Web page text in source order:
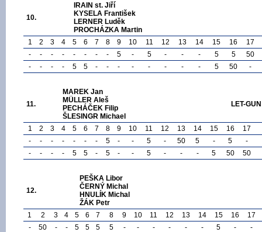
10.
IRAIN st. Jiří
KYSELA František
LERNER Luděk
PROCHÁZKA Martin
1
2 3 4 5 6 7 8 9 10 11 12 13 14 15 16
17
-
- - - - - - - 5 - 5 - - - 5 5
50
-
- - - 5 5 - - - - - - - - 5 50 -
11.
MAREK Jan
MÜLLER Aleš
PECHÁČEK Filip
ŠLESINGR Michael
LET-
1 2 3 4 5 6 7 8 9 10 11 12 13 14 15 16
17
-
- - - - - - 5 - - 5 - 50 5 - 5
-
-
- - - 5 5 - 5 - - 5 - - - 5 50 50
12.
PEŠKA Libor
ČERNÝ Michal
HNULÍK Michal
ŽÁK Petr
1
2 3 4 5 6 7 8 9 10 11 12 13 14 15 16
17
-
50 - - 5 5 5 5 - - - - - - 5 -
-